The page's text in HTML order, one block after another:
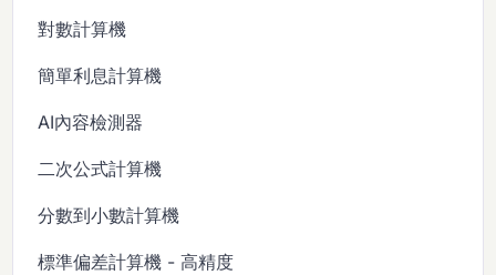
對數計算機
簡單利息計算機
AI內容檢測器
二次公式計算機
分數到小數計算機
標準偏差計算機 - 高精度